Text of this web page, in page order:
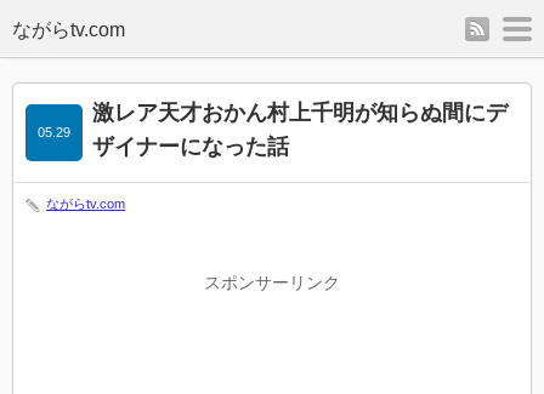
rss
激レア天才おかん村上千明が知らぬ間にデ
ザイナーになった話
05.29
ながらtv.com
スポンサーリンク